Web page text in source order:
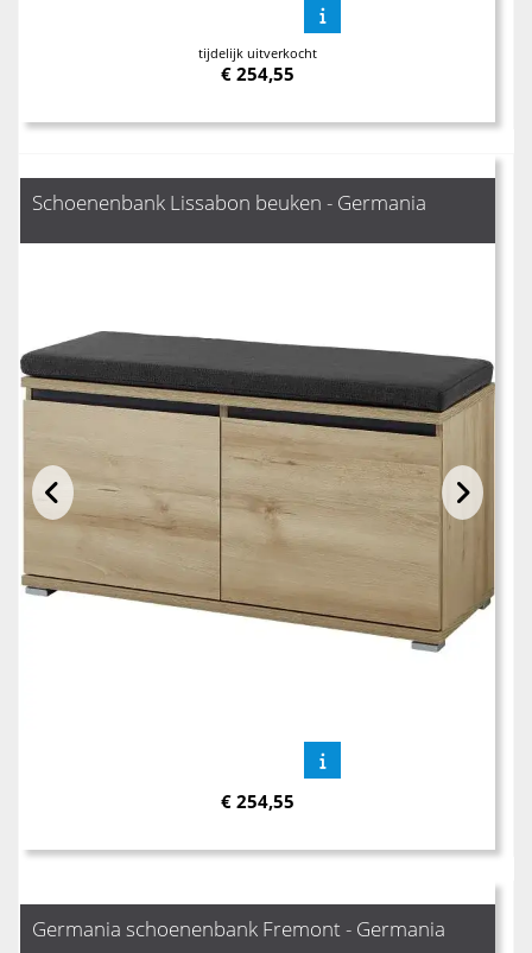
tijdelijk uitverkocht
€ 254,55
Schoenenbank Lissabon beuken - Germania
€ 254,55
Germania schoenenbank Fremont - Germania